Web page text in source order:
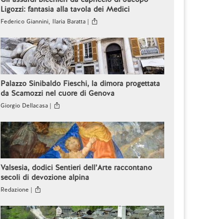
Ligozzi: fantasia alla tavola dei Medici
Federico Giannini, Ilaria Baratta |
Palazzo Sinibaldo Fieschi, la dimora progettata
da Scamozzi nel cuore di Genova
Giorgio Dellacasa |
Valsesia, dodici Sentieri dell’Arte raccontano
secoli di devozione alpina
Redazione |